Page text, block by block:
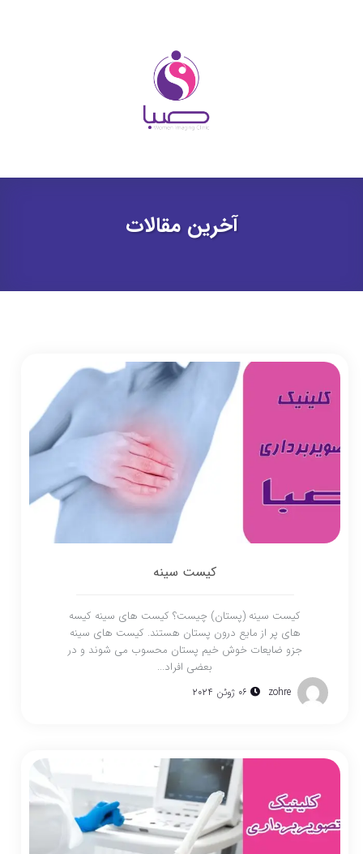
آخرین مقالات
کیست سینه
کیست سینه (پستان) چیست؟ کیست های سینه کیسه
های پر از مایع درون پستان هستند. کیست های سینه
جزو ضایعات خوش خیم پستان محسوب می شوند و در
بعضی افراد...
zohre 06 ژوئن 2024